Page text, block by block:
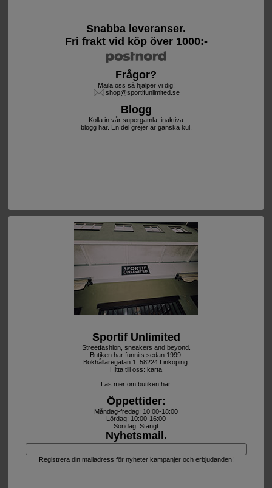
Snabba leveranser.
Fri frakt vid köp över 1000:-
Frågor?
Maila oss så hjälper vi dig!
shop@sportifunlimited.se
Blogg
Kolla in vår supergamla, inaktiva
blogg här. En del grejer är ganska kul.
Sportif Unlimited
Streetfashion, sneakers and beyond.
Butiken har funnits sedan 1999.
Bokhållaregatan 1, 58224 Linköping.
Hitta till oss: karta
Läs mer om butiken här.
Öppettider:
Måndag-fredag: 10:00-18:00
Lördag: 10:00-16:00
Söndag: Stängt
Nyhetsmail.
Registrera din mailadress för nyheter kampanjer och erbjudanden!